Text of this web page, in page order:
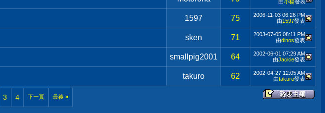
由小楊發表
1597 75 2006-11-03 06:26 PM
由1597發表
sken 71 2003-07-05 08:11 PM
由dinos發表
smallpig2001 64 2002-06-01 07:29 AM
由Jackie發表
takuro 62 2002-04-27 12:05 AM
由takuro發表
3 4 下一頁 最後 »